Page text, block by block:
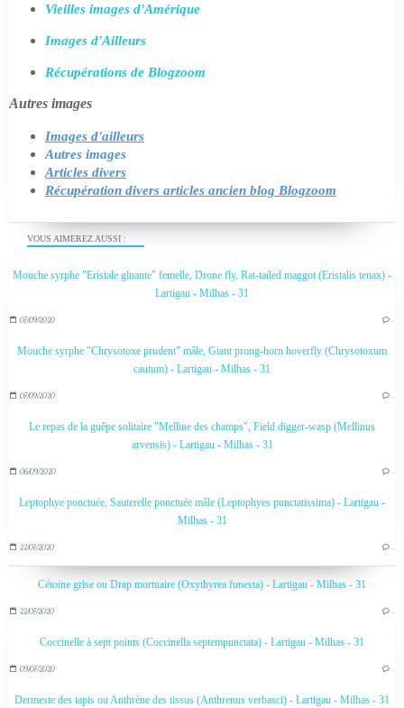
VOUS AIMEREZ AUSSI :
Mouche syrphe "Eristale gluante" femelle, Drone fly, Rat-tailed maggot (Eristalis tenax) -
Lartigau - Milhas - 31
07/09/2020 …
Mouche syrphe "Chrysotoxe prudent" mâle, Giant prong-horn hoverfly (Chrysotoxum
cautum) - Lartigau - Milhas - 31
07/09/2020 …
Le repas de la guêpe solitaire "Melline des champs", Field digger-wasp (Mellinus
arvensis) - Lartigau - Milhas - 31
06/09/2020 …
Leptophye ponctuée, Sauterelle ponctuée mâle (Leptophyes punctatissima) - Lartigau -
Milhas - 31
22/07/2020 …
Cétoine grise ou Drap mortuaire (Oxythyrea funesta) - Lartigau - Milhas - 31
22/07/2020 …
Coccinelle à sept points (Coccinella septempunctata) - Lartigau - Milhas - 31
09/07/2020 …
Dermeste des tapis ou Anthrène des tissus (Anthrenus verbasci) - Lartigau - Milhas - 31
Vieilles images d'Amérique
Images d'Ailleurs
Récupérations de Blogzoom
Autres images
Images d'ailleurs
Autres images
Articles divers
Récupération divers articles ancien blog Blogzoom